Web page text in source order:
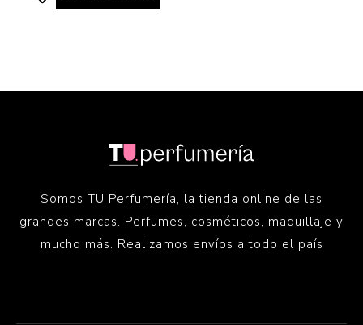
Somos TU Perfumería, la tienda online de las
grandes marcas. Perfumes, cosméticos, maquillaje y
mucho más. Realizamos envíos a todo el país